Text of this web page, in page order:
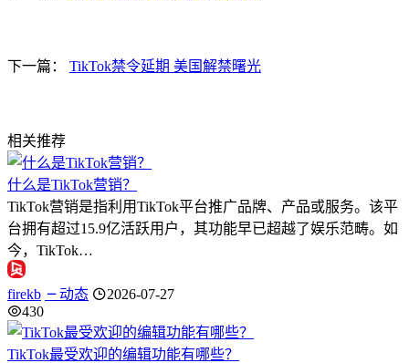
下一篇： TikTok禁令延期 美国解禁曙光
相关推荐
什么是TikTok营销？
TikTok营销是指利用TikTok平台推广品牌、产品或服务。该平
台拥有超过15.9亿活跃用户，其功能早已超越了娱乐范畴。如
今，TikTok…
firekb 动态
2026-07-27
430
TikTok最受欢迎的编辑功能有哪些？